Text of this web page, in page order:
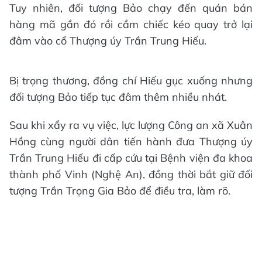
Tuy nhiên, đối tượng Bảo chạy đến quán bán
hàng mã gần đó rồi cầm chiếc kéo quay trở lại
đâm vào cổ Thượng úy Trần Trung Hiếu.
Bị trọng thương, đồng chí Hiếu gục xuống nhưng
đối tượng Bảo tiếp tục đâm thêm nhiều nhát.
Sau khi xẩy ra vụ việc, lực lượng Công an xã Xuân
Hồng cùng người dân tiến hành đưa Thượng úy
Trần Trung Hiếu đi cấp cứu tại Bệnh viện đa khoa
thành phố Vinh (Nghệ An), đồng thời bắt giữ đối
tượng Trần Trọng Gia Bảo để điều tra, làm rõ.